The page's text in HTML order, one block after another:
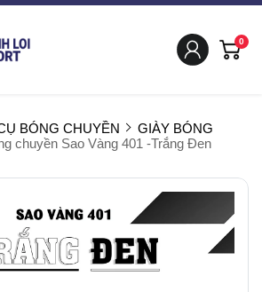
0
BÓNG CHUYỀN
GIÀY BÓNG
chuyền Sao Vàng 401 -Trắng Đen